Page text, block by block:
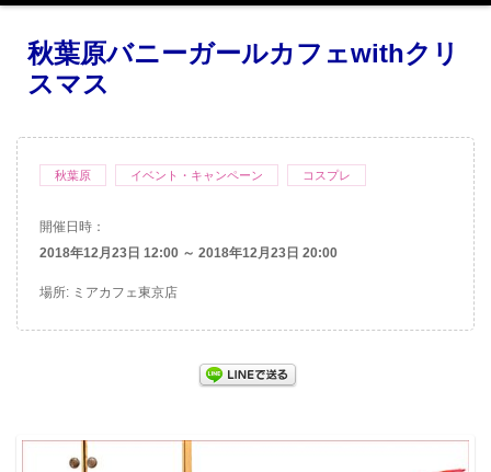
秋葉原バニーガールカフェwithクリ
スマス
秋葉原 イベント・キャンペーン コスプレ
開催日時：
2018年12月23日 12:00 ～ 2018年12月23日 20:00
場所: ミアカフェ東京店